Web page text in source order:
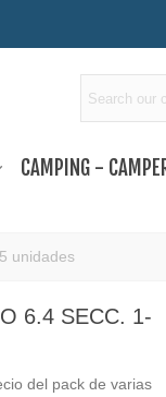
CAMPING -
unidades
6.4 SECC. 1-
del pack de varias